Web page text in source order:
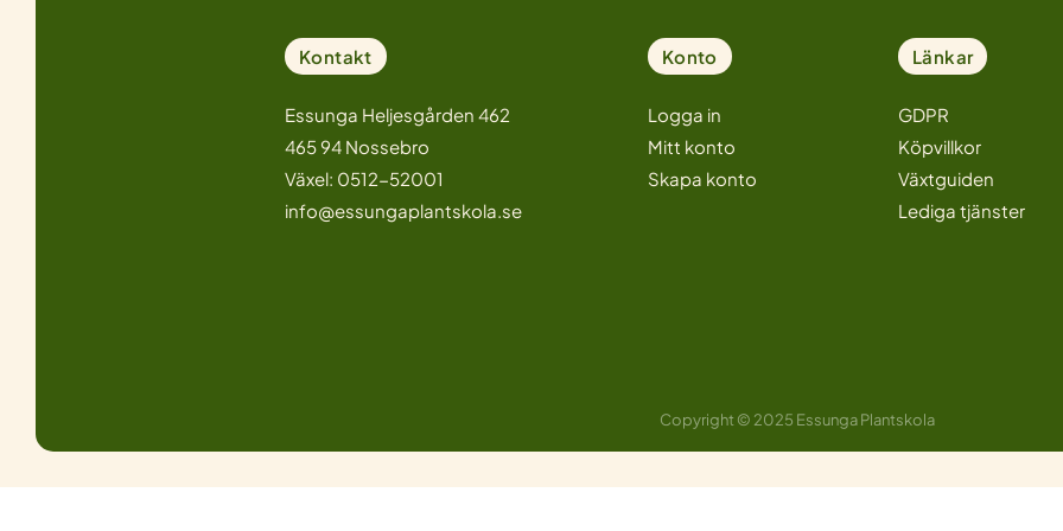
Kontakt
Essunga Heljesgården 462
465 94 Nossebro
Växel: 0512-52001
info@essungaplantskola.se
Konto
Logga in
Mitt konto
Skapa konto
Länkar
GDPR
Köpvillkor
Växtguiden
Lediga tjänster
Copyright © 2025 Essunga Plantskola